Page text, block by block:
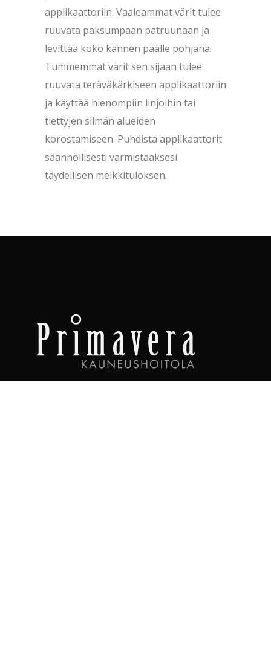
applikaattoriin. Vaaleammat värit tulee
ruuvata paksumpaan patruunaan ja
levittää koko kannen päälle pohjana.
Tummemmat värit sen sijaan tulee
ruuvata teräväkärkiseen applikaattoriin
ja käyttää hienompiin linjoihin tai
tiettyjen silmän alueiden
korostamiseen. Puhdista applikaattorit
säännöllisesti varmistaaksesi
täydellisen meikkituloksen.